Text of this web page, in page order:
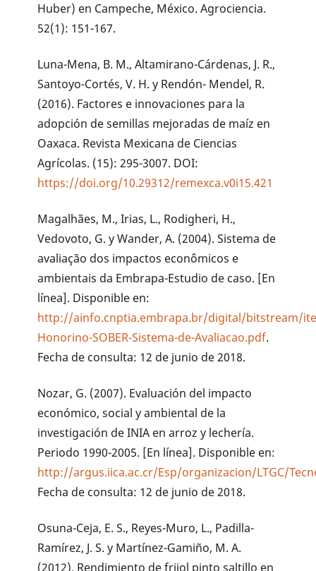
Huber) en Campeche, México. Agrociencia.
52(1): 151-167.
Luna-Mena, B. M., Altamirano-Cárdenas, J. R.,
Santoyo-Cortés, V. H. y Rendón- Mendel, R.
(2016). Factores e innovaciones para la
adopción de semillas mejoradas de maíz en
Oaxaca. Revista Mexicana de Ciencias
Agrícolas. (15): 295-3007. DOI:
https://doi.org/10.29312/remexca.v0i15.421
Magalhães, M., Irias, L., Rodigheri, H.,
Vedovoto, G. y Wander, A. (2004). Sistema de
avaliação dos impactos econômicos e
ambientais da Embrapa-Estudio de caso. [En
línea]. Disponible en:
http://ainfo.cnptia.embrapa.br/digital/bitstream/
Honorino-SOBER-Sistema-de-Avaliacao.pdf.
Fecha de consulta: 12 de junio de 2018.
Nozar, G. (2007). Evaluación del impacto
económico, social y ambiental de la
investigación de INIA en arroz y lechería.
Periodo 1990-2005. [En línea]. Disponible en:
http://argus.iica.ac.cr/Esp/organizacion/LTGC/
Fecha de consulta: 12 de junio de 2018.
Osuna-Ceja, E. S., Reyes-Muro, L., Padilla-
Ramírez, J. S. y Martínez-Gamiño, M. A.
(2012). Rendimiento de frijol pinto saltillo en